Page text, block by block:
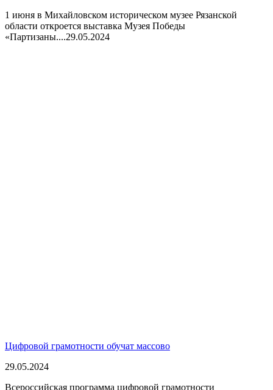
1 июня в Михайловском историческом музее Рязанской
области откроется выставка Музея Победы
«Партизаны....29.05.2024
Цифровой грамотности обучат массово
29.05.2024
Всероссийская программа цифровой грамотности